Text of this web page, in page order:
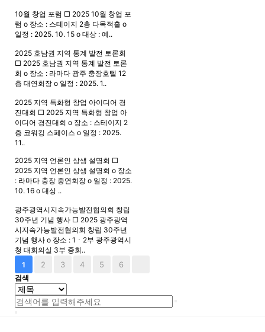
10월 창업 포럼 □ 2025 10월 창업 포
럼 o 장소 : 스테이지 2층 다목적홀 o
일정 : 2025. 10. 15 o 대상 : 예..
2025 호남권 지역 통계 발전 토론회
□ 2025 호남권 지역 통계 발전 토론
회 o 장소 : 라마다 광주 충장호텔 12
층 대연회장 o 일정 : 2025. 1..
2025 지역 특화형 창업 아이디어 경
진대회 □ 2025 지역 특화형 창업 아
이디어 경진대회 o 장소 : 스테이지 2
층 코워킹 스페이스 o 일정 : 2025.
11..
2025 지역 언론인 상생 설명회 □
2025 지역 언론인 상생 설명회 o 장소
: 라마다 충장 중연회장 o 일정 : 2025.
10. 16 o 대상 ..
광주광역시지속가능발전협의회 창립
30주년 기념 행사 □ 2025 광주광역
시지속가능발전협의회 창립 30주년
기념 행사 o 장소 : 1ㆍ2부 광주광역시
청 대회의실 3부 중회..
1
2 3 4 5 6
검색